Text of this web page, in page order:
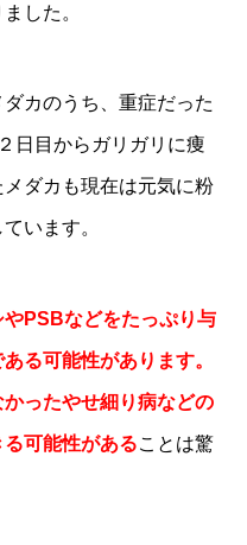
した。
カのうち、重症だった
日目からガリガリに痩
ダカも現在は元気に粉
います。
PSBなどをたっぷり与
る可能性があります。
ったやせ細り病などの
可能性があることは驚